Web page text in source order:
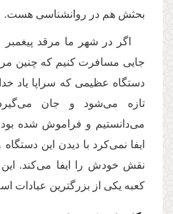
بحثش هم در روانشناسى هست.
اگر در شهر ما مرقد پیغمبر
جایى مسافرت كنیم كه چنین
دستگاه عظیمى كه سراپا یاد
تازه مى‌‌شود و جان
مى‌‌دانستیم و فراموش شده
ایفا نمى‌‌كرد با دیدن این
نقش خودش را ایفا مى‌‌كند.
كعبه یكى از بزرگترین عبادات